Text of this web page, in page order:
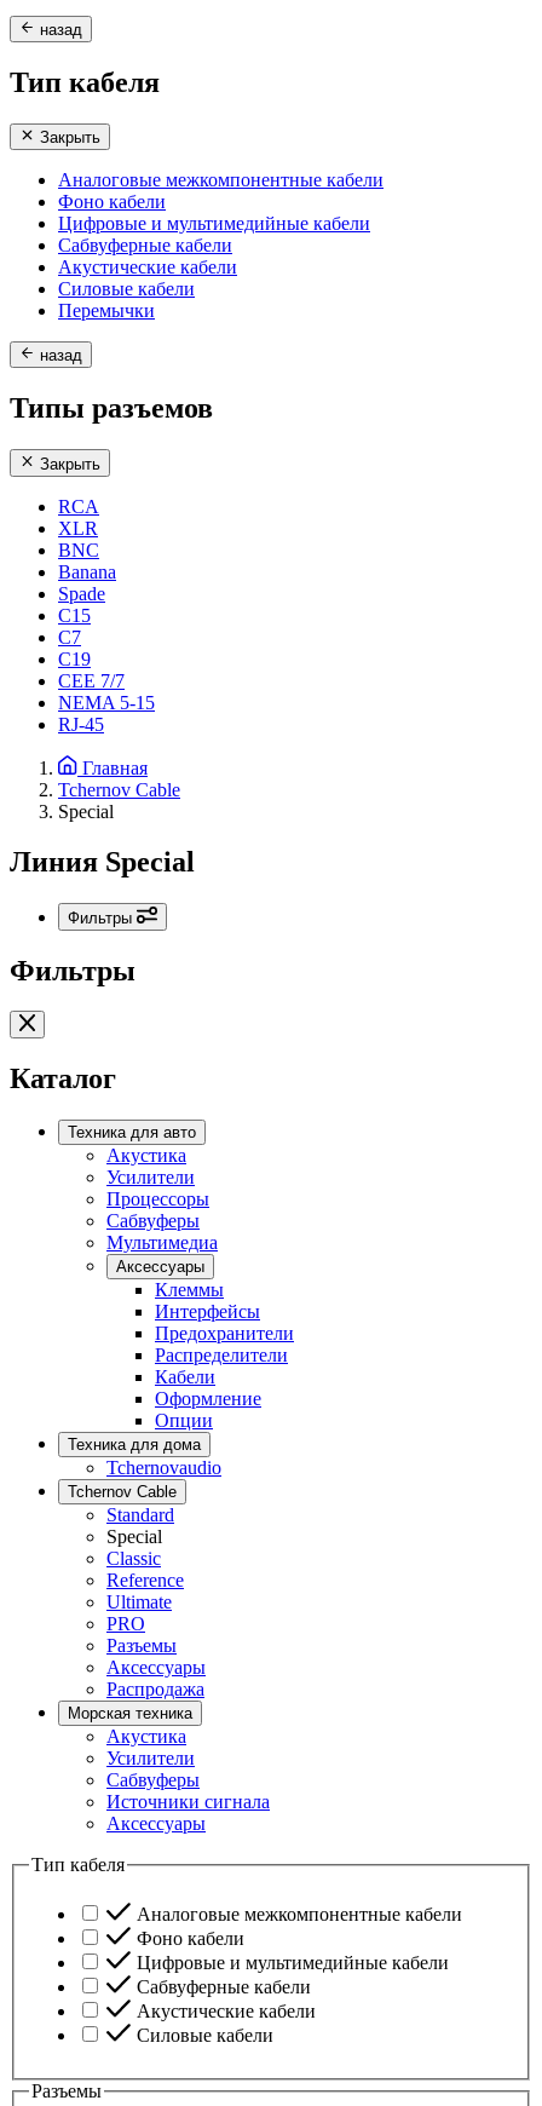
назад
Тип кабеля
Закрыть
Аналоговые межкомпонентные кабели
Фоно кабели
Цифровые и мультимедийные кабели
Сабвуферные кабели
Акустические кабели
Силовые кабели
Перемычки
назад
Типы разъемов
Закрыть
RCA
XLR
BNC
Banana
Spade
C15
С7
C19
CEE 7/7
NEMA 5-15
RJ-45
Главная
Tchernov Cable
Special
Линия Special
Фильтры
Фильтры
Каталог
Техника для авто
Акустика
Усилители
Процессоры
Сабвуферы
Мультимедиа
Аксессуары
Клеммы
Интерфейсы
Предохранители
Распределители
Кабели
Оформление
Опции
Техника для дома
Tchernovaudio
Tchernov Cable
Standard
Special
Classic
Reference
Ultimate
PRO
Разъемы
Аксессуары
Распродажа
Морская техника
Акустика
Усилители
Сабвуферы
Источники сигнала
Аксессуары
Тип кабеля
Аналоговые межкомпонентные кабели
Фоно кабели
Цифровые и мультимедийные кабели
Сабвуферные кабели
Акустические кабели
Силовые кабели
Разъемы